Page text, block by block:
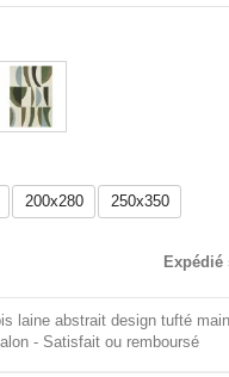
200x280 250x350
Expédié
laine abstrait design tufté
- Satisfait ou remboursé